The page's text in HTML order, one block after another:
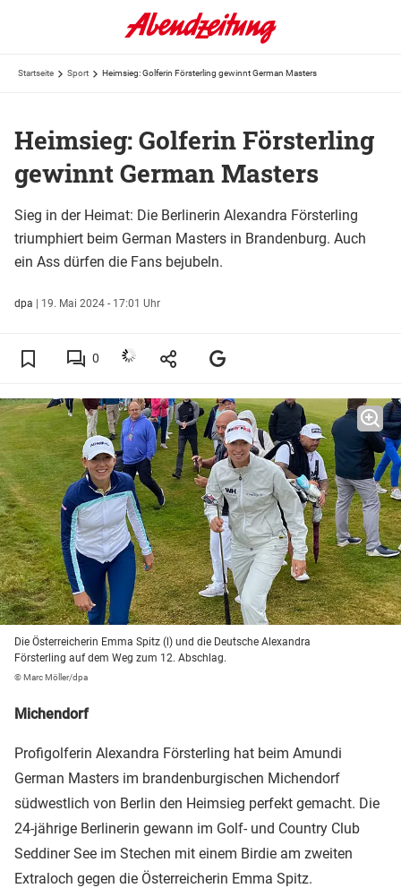
Startseite Sport Heimsieg: Golferin Försterling gewinnt German Masters
Heimsieg: Golferin Försterling
gewinnt German Masters
Sieg in der Heimat: Die Berlinerin Alexandra Försterling
triumphiert beim German Masters in Brandenburg. Auch
ein Ass dürfen die Fans bejubeln.
dpa | 19. Mai 2024 - 17:01 Uhr
0
Die Österreicherin Emma Spitz (l) und die Deutsche Alexandra
Försterling auf dem Weg zum 12. Abschlag.
© Marc Möller/dpa
Michendorf
Profigolferin Alexandra Försterling hat beim Amundi
German Masters im brandenburgischen Michendorf
südwestlich von Berlin den Heimsieg perfekt gemacht. Die
24-jährige Berlinerin gewann im Golf- und Country Club
Seddiner See im Stechen mit einem Birdie am zweiten
Extraloch gegen die Österreicherin Emma Spitz.